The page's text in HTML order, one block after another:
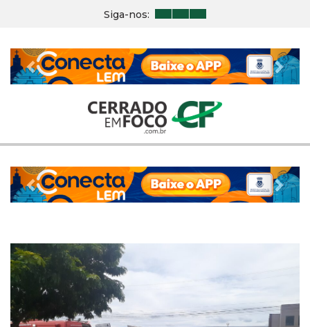
Siga-nos:
Previous Next
Previous Next